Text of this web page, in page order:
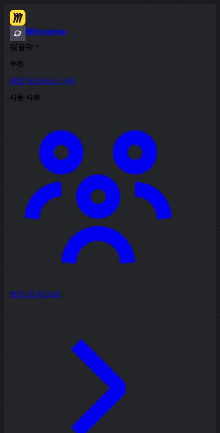
Miroverse
템플릿
추천
AI로 프로세스 가속
사용 사례
회의 및 워크숍